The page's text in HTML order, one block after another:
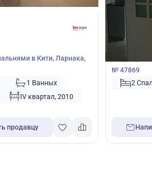
в Кити, Ларнака,
1 Ванных
IV квартал, 2010
продавцу
180
Квартира
Квартира
№ 47869
2